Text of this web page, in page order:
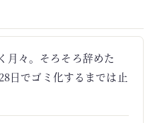
月々。そろそろ辞めた
日でゴミ化するまでは止